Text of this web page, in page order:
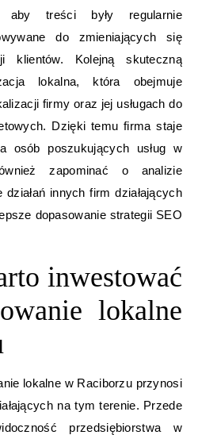
aby treści były regularnie
do zmieniających się
klientów. Kolejną skuteczną
lokalna, która obejmuje
firmy oraz jej usługach do
Dzięki temu firma staje
osób poszukujących usług w
zapominać o analizie
innych firm działających
dopasowanie strategii SEO
inwestować
lokalne
lokalne w Raciborzu przynosi
na tym terenie. Przede
przedsiębiorstwa w